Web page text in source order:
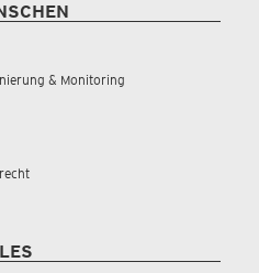
& Monitoring